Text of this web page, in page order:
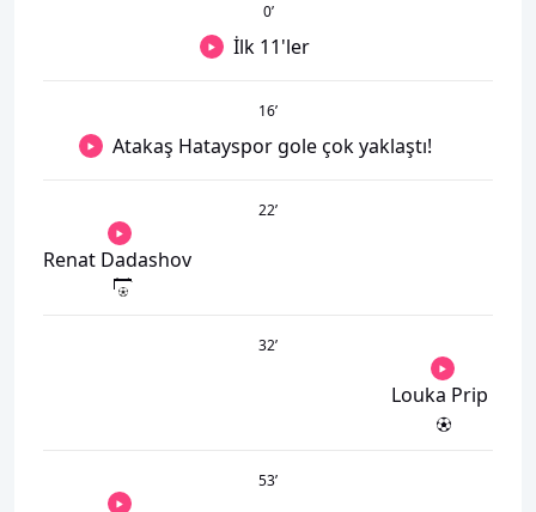
0’
İlk 11'ler
16’
Atakaş Hatayspor gole çok yaklaştı!
22’
Renat Dadashov
32’
Louka Prip
53’